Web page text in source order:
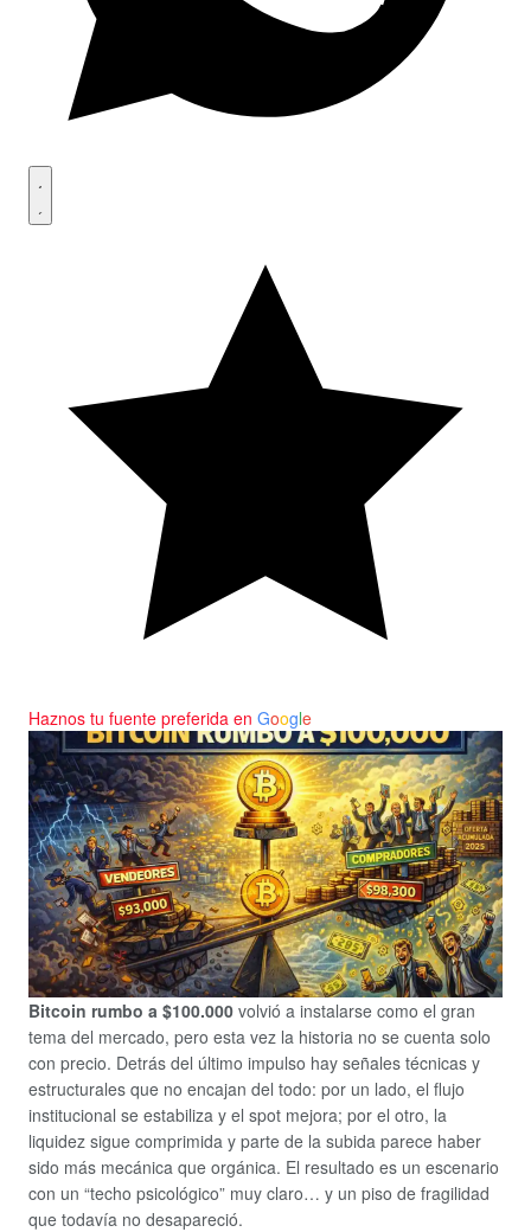
Haznos tu fuente preferida en Google
Bitcoin rumbo a $100.000 volvió a instalarse como el gran
tema del mercado, pero esta vez la historia no se cuenta solo
con precio. Detrás del último impulso hay señales técnicas y
estructurales que no encajan del todo: por un lado, el flujo
institucional se estabiliza y el spot mejora; por el otro, la
liquidez sigue comprimida y parte de la subida parece haber
sido más mecánica que orgánica. El resultado es un escenario
con un “techo psicológico” muy claro… y un piso de fragilidad
que todavía no desapareció.